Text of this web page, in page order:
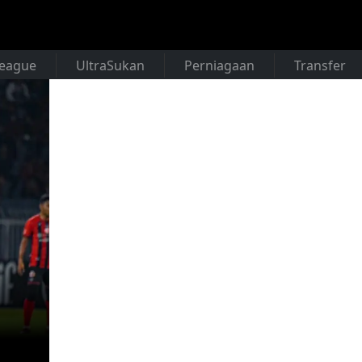
UltraSukan Perniagaan Transfer